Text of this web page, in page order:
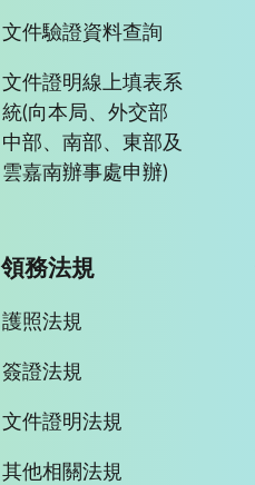
文件驗證資料查詢
文件證明線上填表系
統(向本局、外交部
中部、南部、東部及
雲嘉南辦事處申辦)
領務法規
護照法規
簽證法規
文件證明法規
其他相關法規